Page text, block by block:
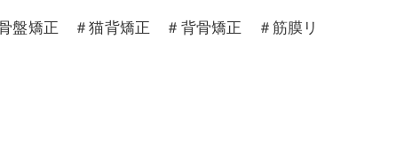
矯正 ＃猫背矯正 ＃背骨矯正 ＃筋膜リ